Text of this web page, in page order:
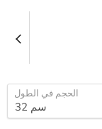
الحجم في الطول